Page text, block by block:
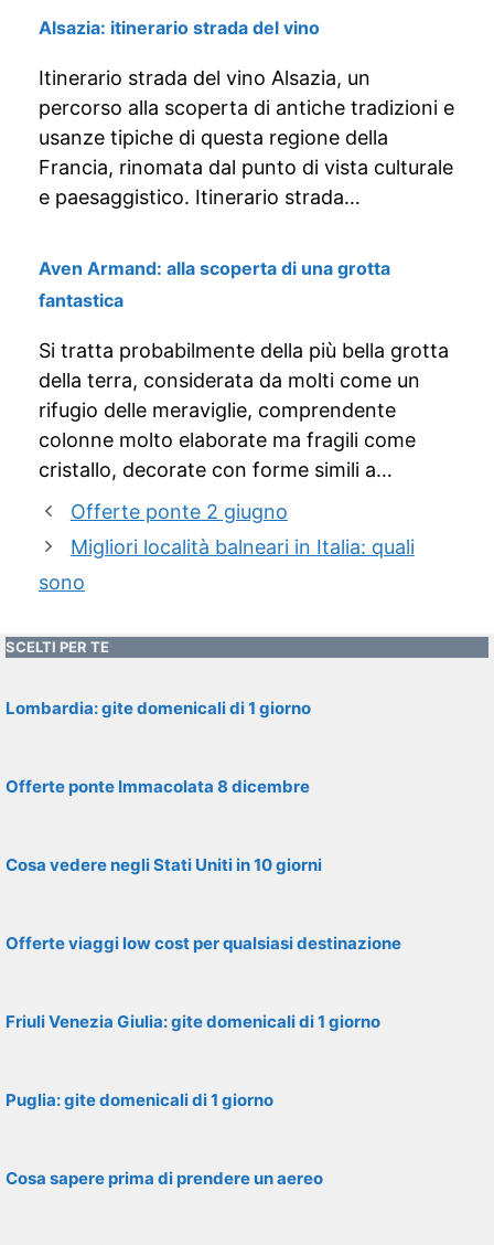
Alsazia: itinerario strada del vino
Itinerario strada del vino Alsazia, un
percorso alla scoperta di antiche tradizioni e
usanze tipiche di questa regione della
Francia, rinomata dal punto di vista culturale
e paesaggistico. Itinerario strada…
Aven Armand: alla scoperta di una grotta
fantastica
Si tratta probabilmente della più bella grotta
della terra, considerata da molti come un
rifugio delle meraviglie, comprendente
colonne molto elaborate ma fragili come
cristallo, decorate con forme simili a…
Offerte ponte 2 giugno
Migliori località balneari in Italia: quali
sono
SCELTI PER TE
Lombardia: gite domenicali di 1 giorno
Offerte ponte Immacolata 8 dicembre
Cosa vedere negli Stati Uniti in 10 giorni
Offerte viaggi low cost per qualsiasi destinazione
Friuli Venezia Giulia: gite domenicali di 1 giorno
Puglia: gite domenicali di 1 giorno
Cosa sapere prima di prendere un aereo